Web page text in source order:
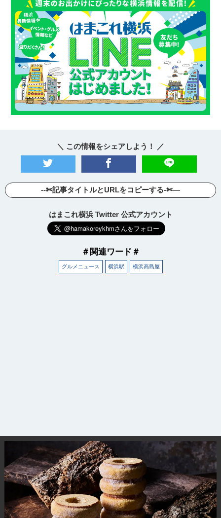
＼ この情報をシェアしよう！ ／
--✄記事タイトルとURLをコピーする-✄—
はまこれ横浜 Twitter 公式アカウント
＃関連ワード＃
グルメニュース 横浜駅 横浜高島屋